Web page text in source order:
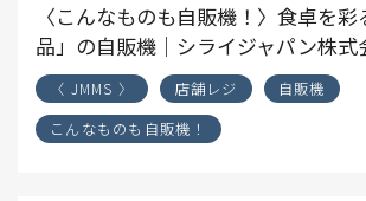
〈こんなものも自販機！〉食卓を
品」の自販機｜シライジャパン株式
〈 JMMS 〉 店舗レジ
自販機
こんなものも自販機！